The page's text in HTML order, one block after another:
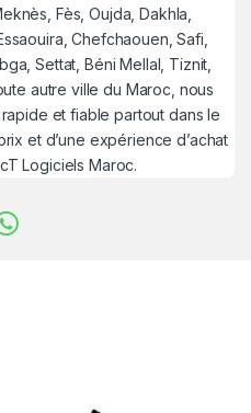
Fès, Oujda, Dakhla,
Chefchaouen, Safi,
Settat, Béni Mellal, Tiznit,
autre ville du Maroc, nous
et fiable partout dans le
et d’une expérience d’achat
Logiciels Maroc.